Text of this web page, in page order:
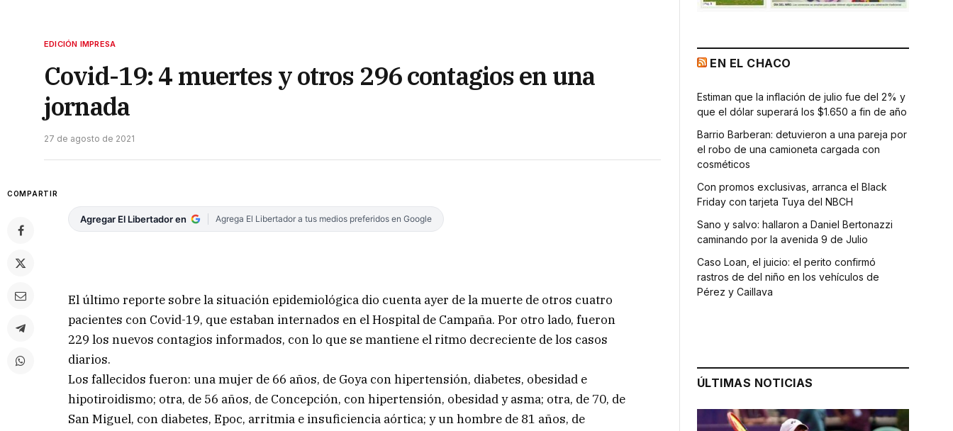
EDICIÓN IMPRESA
Covid-19: 4 muertes y otros 296 contagios en una
jornada
27 de agosto de 2021
COMPARTIR
Agregar El Libertador en Agrega El Libertador a tus medios preferidos en Google
El último reporte sobre la situación epidemiológica dio cuenta ayer de la muerte de otros cuatro
pacientes con Covid-19, que estaban internados en el Hospital de Campaña. Por otro lado, fueron
229 los nuevos contagios informados, con lo que se mantiene el ritmo decreciente de los casos
diarios.
Los fallecidos fueron: una mujer de 66 años, de Goya con hipertensión, diabetes, obesidad e
hipotiroidismo; otra, de 56 años, de Concepción, con hipertensión, obesidad y asma; otra, de 70, de
San Miguel, con diabetes, Epoc, arritmia e insuficiencia aórtica; y un hombre de 81 años, de
EN EL CHACO
Estiman que la inflación de julio fue del 2% y
que el dólar superará los $1.650 a fin de año
Barrio Barberan: detuvieron a una pareja por
el robo de una camioneta cargada con
cosméticos
Con promos exclusivas, arranca el Black
Friday con tarjeta Tuya del NBCH
Sano y salvo: hallaron a Daniel Bertonazzi
caminando por la avenida 9 de Julio
Caso Loan, el juicio: el perito confirmó
rastros de del niño en los vehículos de
Pérez y Caillava
ÚLTIMAS NOTICIAS